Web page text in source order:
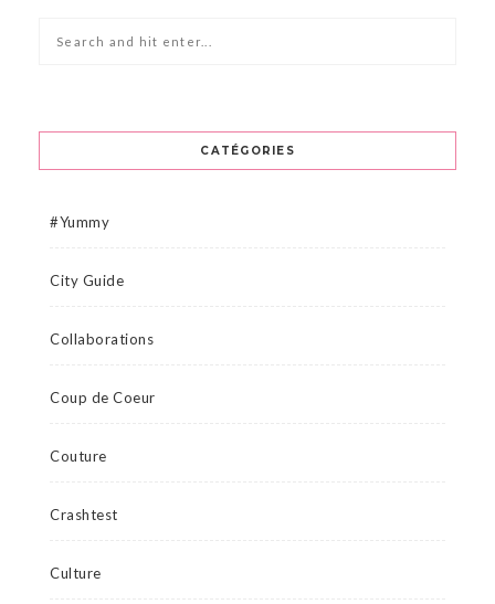
CATÉGORIES
#Yummy
City Guide
Collaborations
Coup de Coeur
Couture
Crashtest
Culture